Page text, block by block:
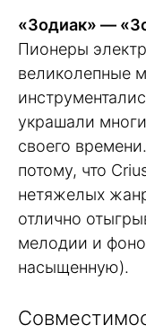
«Зодиак» —
Пионеры
великолепные
украшали
своего
потому, что
нетяжелых
отлично
мелодии и
насыщенную).